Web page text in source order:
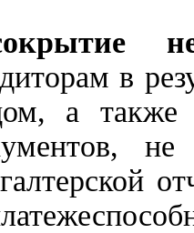
в
а также
не